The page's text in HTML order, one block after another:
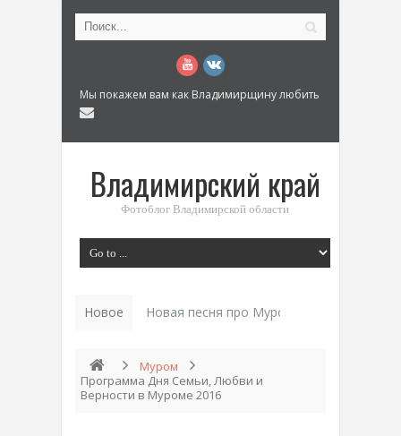
Мы покажем вам как Владимирщину любить
Владимирский край
Фотоблог Владимирской области
Новое Новая песня про Муром: «Былинный
Муром
Программа Дня Семьи, Любви и
Верности в Муроме 2016